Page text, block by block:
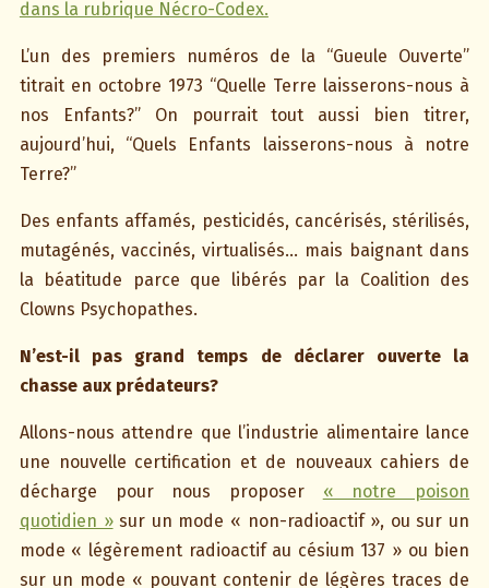
dans la rubrique Nécro-Codex.
L’un des premiers numéros de la “Gueule Ouverte”
titrait en octobre 1973 “Quelle Terre laisserons-nous à
nos Enfants?” On pourrait tout aussi bien titrer,
aujourd’hui, “Quels Enfants laisserons-nous à notre
Terre?”
Des enfants affamés, pesticidés, cancérisés, stérilisés,
mutagénés, vaccinés, virtualisés… mais baignant dans
la béatitude parce que libérés par la Coalition des
Clowns Psychopathes.
N’est-il pas grand temps de déclarer ouverte la
chasse aux prédateurs?
Allons-nous attendre que l’industrie alimentaire lance
une nouvelle certification et de nouveaux cahiers de
décharge pour nous proposer « notre poison
quotidien »sur un mode « non-radioactif », ou sur un
mode « légèrement radioactif au césium 137 » ou bien
sur un mode « pouvant contenir de légères traces de